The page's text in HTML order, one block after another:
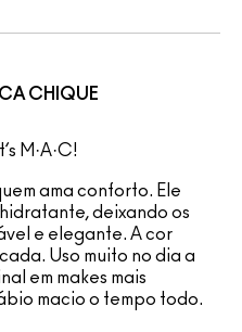
CHIQUE
M·A·C!
ama conforto. Ele
deixando os
e elegante. A cor
Uso muito no dia a
em makes mais
macio o tempo todo.